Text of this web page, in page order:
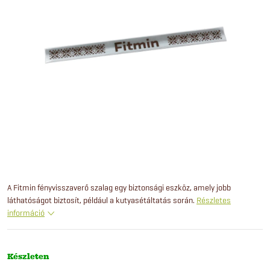
A Fitmin fényvisszaverő szalag egy biztonsági eszköz, amely jobb
láthatóságot biztosít, például a kutyasétáltatás során. Részletes
információ
Készleten